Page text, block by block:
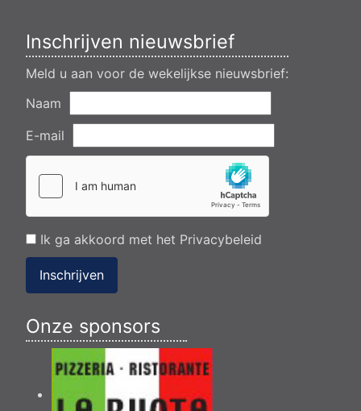
Inschrijven nieuwsbrief
Meld u aan voor de wekelijkse nieuwsbrief:
Naam
E-mail
Ik ga akkoord met het Privacybeleid
Inschrijven
Onze sponsors